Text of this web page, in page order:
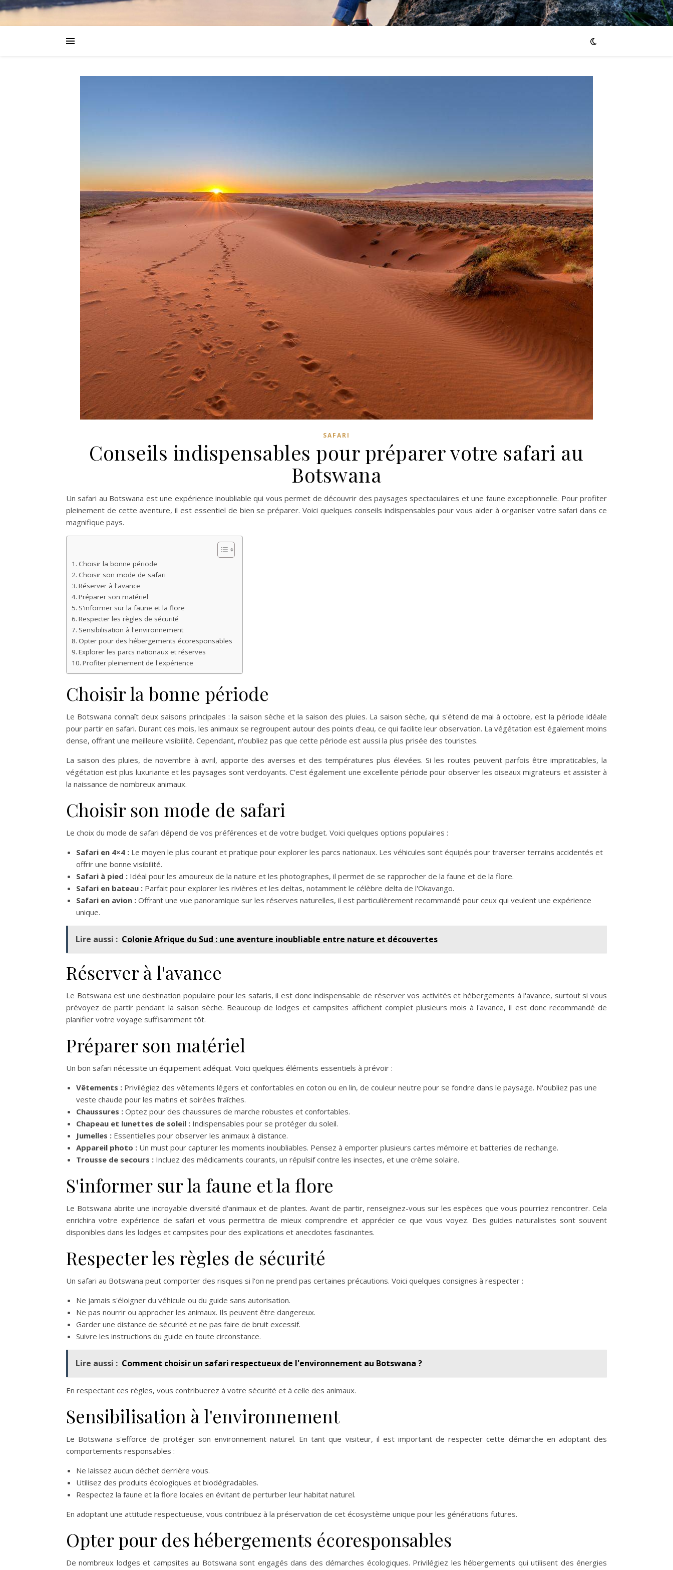
SAFARI
Conseils indispensables pour préparer votre safari au
Botswana
Un safari au Botswana est une expérience inoubliable qui vous permet de découvrir des paysages spectaculaires et une faune exceptionnelle. Pour profiter
pleinement de cette aventure, il est essentiel de bien se préparer. Voici quelques conseils indispensables pour vous aider à organiser votre safari dans ce
magnifique pays.
Choisir la bonne période
Choisir son mode de safari
Réserver à l'avance
Préparer son matériel
S'informer sur la faune et la flore
Respecter les règles de sécurité
Sensibilisation à l'environnement
Opter pour des hébergements écoresponsables
Explorer les parcs nationaux et réserves
Profiter pleinement de l'expérience
Choisir la bonne période
Le Botswana connaît deux saisons principales : la saison sèche et la saison des pluies. La saison sèche, qui s'étend de mai à octobre, est la période idéale
pour partir en safari. Durant ces mois, les animaux se regroupent autour des points d'eau, ce qui facilite leur observation. La végétation est également moins
dense, offrant une meilleure visibilité. Cependant, n'oubliez pas que cette période est aussi la plus prisée des touristes.
La saison des pluies, de novembre à avril, apporte des averses et des températures plus élevées. Si les routes peuvent parfois être impraticables, la
végétation est plus luxuriante et les paysages sont verdoyants. C'est également une excellente période pour observer les oiseaux migrateurs et assister à
la naissance de nombreux animaux.
Choisir son mode de safari
Le choix du mode de safari dépend de vos préférences et de votre budget. Voici quelques options populaires :
Safari en 4×4 : Le moyen le plus courant et pratique pour explorer les parcs nationaux. Les véhicules sont équipés pour traverser terrains accidentés et
offrir une bonne visibilité.
Safari à pied : Idéal pour les amoureux de la nature et les photographes, il permet de se rapprocher de la faune et de la flore.
Safari en bateau : Parfait pour explorer les rivières et les deltas, notamment le célèbre delta de l'Okavango.
Safari en avion : Offrant une vue panoramique sur les réserves naturelles, il est particulièrement recommandé pour ceux qui veulent une expérience
unique.
Lire aussi : Colonie Afrique du Sud : une aventure inoubliable entre nature et découvertes
Réserver à l'avance
Le Botswana est une destination populaire pour les safaris, il est donc indispensable de réserver vos activités et hébergements à l'avance, surtout si vous
prévoyez de partir pendant la saison sèche. Beaucoup de lodges et campsites affichent complet plusieurs mois à l'avance, il est donc recommandé de
planifier votre voyage suffisamment tôt.
Préparer son matériel
Un bon safari nécessite un équipement adéquat. Voici quelques éléments essentiels à prévoir :
Vêtements : Privilégiez des vêtements légers et confortables en coton ou en lin, de couleur neutre pour se fondre dans le paysage. N'oubliez pas une
veste chaude pour les matins et soirées fraîches.
Chaussures : Optez pour des chaussures de marche robustes et confortables.
Chapeau et lunettes de soleil : Indispensables pour se protéger du soleil.
Jumelles : Essentielles pour observer les animaux à distance.
Appareil photo : Un must pour capturer les moments inoubliables. Pensez à emporter plusieurs cartes mémoire et batteries de rechange.
Trousse de secours : Incluez des médicaments courants, un répulsif contre les insectes, et une crème solaire.
S'informer sur la faune et la flore
Le Botswana abrite une incroyable diversité d'animaux et de plantes. Avant de partir, renseignez-vous sur les espèces que vous pourriez rencontrer. Cela
enrichira votre expérience de safari et vous permettra de mieux comprendre et apprécier ce que vous voyez. Des guides naturalistes sont souvent
disponibles dans les lodges et campsites pour des explications et anecdotes fascinantes.
Respecter les règles de sécurité
Un safari au Botswana peut comporter des risques si l'on ne prend pas certaines précautions. Voici quelques consignes à respecter :
Ne jamais s'éloigner du véhicule ou du guide sans autorisation.
Ne pas nourrir ou approcher les animaux. Ils peuvent être dangereux.
Garder une distance de sécurité et ne pas faire de bruit excessif.
Suivre les instructions du guide en toute circonstance.
Lire aussi : Comment choisir un safari respectueux de l'environnement au Botswana ?
En respectant ces règles, vous contribuerez à votre sécurité et à celle des animaux.
Sensibilisation à l'environnement
Le Botswana s'efforce de protéger son environnement naturel. En tant que visiteur, il est important de respecter cette démarche en adoptant des
comportements responsables :
Ne laissez aucun déchet derrière vous.
Utilisez des produits écologiques et biodégradables.
Respectez la faune et la flore locales en évitant de perturber leur habitat naturel.
En adoptant une attitude respectueuse, vous contribuez à la préservation de cet écosystème unique pour les générations futures.
Opter pour des hébergements écoresponsables
De nombreux lodges et campsites au Botswana sont engagés dans des démarches écologiques. Privilégiez les hébergements qui utilisent des énergies